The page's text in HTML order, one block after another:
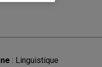
: Linguistique